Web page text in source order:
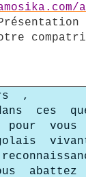
,
ces
pour vous
abattez